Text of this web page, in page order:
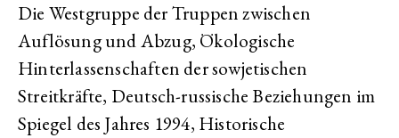
Die Westgruppe der Truppen zwischen
Auflösung und Abzug, Ökologische
Hinterlassenschaften der sowjetischen
Streitkräfte, Deutsch-russische Beziehungen im
Spiegel des Jahres 1994, Historische